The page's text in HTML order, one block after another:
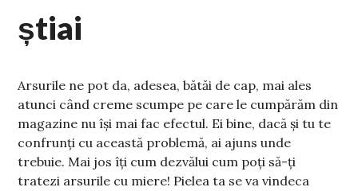
știai
Arsurile ne pot da, adesea, bătăi de cap, mai ales
atunci când creme scumpe pe care le cumpărăm din
magazine nu își mai fac efectul. Ei bine, dacă și tu te
confrunți cu această problemă, ai ajuns unde
trebuie. Mai jos îți cum dezvălui cum poți să-ți
tratezi arsurile cu miere! Pielea ta se va vindeca